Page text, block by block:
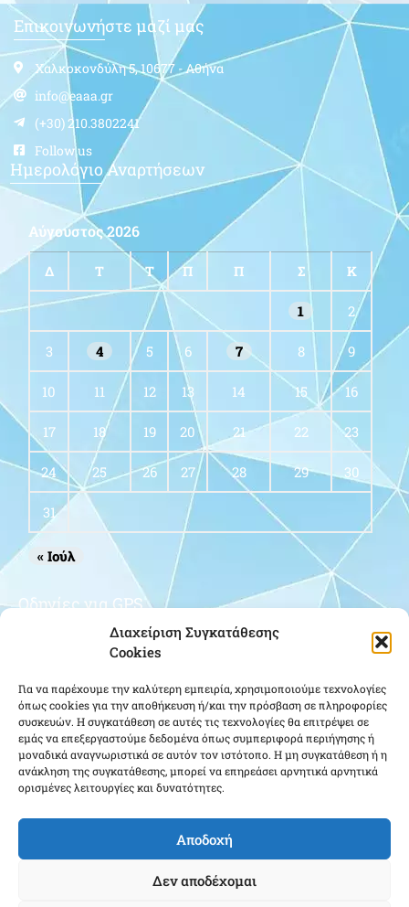
Διαχείριση Συγκατάθεσης
Cookies
Για να παρέχουμε την καλύτερη εμπειρία, χρησιμοποιούμε τεχνολογίες
όπως cookies για την αποθήκευση ή/και την πρόσβαση σε πληροφορίες
συσκευών. Η συγκατάθεση σε αυτές τις τεχνολογίες θα επιτρέψει σε
εμάς να επεξεργαστούμε δεδομένα όπως συμπεριφορά περιήγησης ή
μοναδικά αναγνωριστικά σε αυτόν τον ιστότοπο. Η μη συγκατάθεση ή η
ανάκληση της συγκατάθεσης, μπορεί να επηρεάσει αρνητικά αρνητικά
ορισμένες λειτουργίες και δυνατότητες.
Αποδοχή
Δεν αποδέχομαι
Επικοινωνήστε μαζί μας
Χαλκοκονδύλη 5, 10677 - Αθήνα
info@eaaa.gr
(+30) 210.3802241
Follow us
Ημερολόγιο Αναρτήσεων
Αύγουστος 2026
Δ Τ Τ Π Π Σ Κ
1 2
3 4 5 6 7 8 9
10 11 12 13 14 15 16
17 18 19 20 21 22 23
24 25 26 27 28 29 30
31
« Ιούλ
Οδηγίες για GPS
Κάντε κλικ για να αποδεχτείτε cookies
εμπορικής προώθησης και να